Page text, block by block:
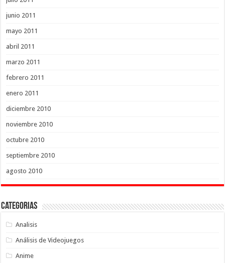
junio 2011
mayo 2011
abril 2011
marzo 2011
febrero 2011
enero 2011
diciembre 2010
noviembre 2010
octubre 2010
septiembre 2010
agosto 2010
Categorias
Analisis
Análisis de Videojuegos
Anime